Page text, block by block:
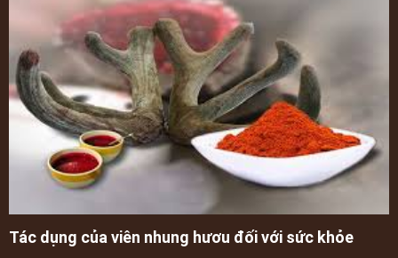
Tác dụng của viên nhung hươu đối với sức khỏe